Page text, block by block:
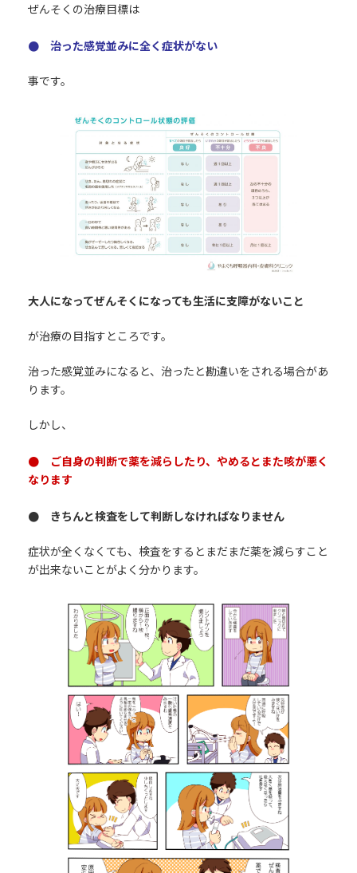
ぜんそくの治療目標は
● 治った感覚並みに全く症状がない
事です。
大人になってぜんそくになっても生活に支障がないこと
が治療の目指すところです。
治った感覚並みになると、治ったと勘違いをされる場合があ
ります。
しかし、
● ご自身の判断で薬を減らしたり、やめるとまた咳が悪く
なります
● きちんと検査をして判断しなければなりません
症状が全くなくても、検査をするとまだまだ薬を減らすこと
が出来ないことがよく分かります。